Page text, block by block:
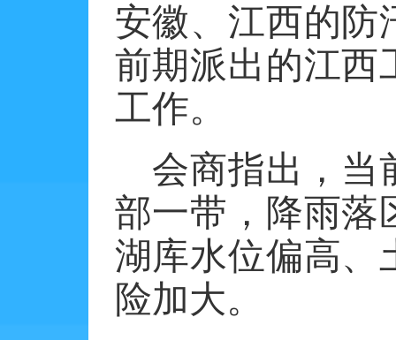
安徽、江西的防
前期派出的江西
工作。
会商指出，当
部一带，降雨落
湖库水位偏高、
险加大。